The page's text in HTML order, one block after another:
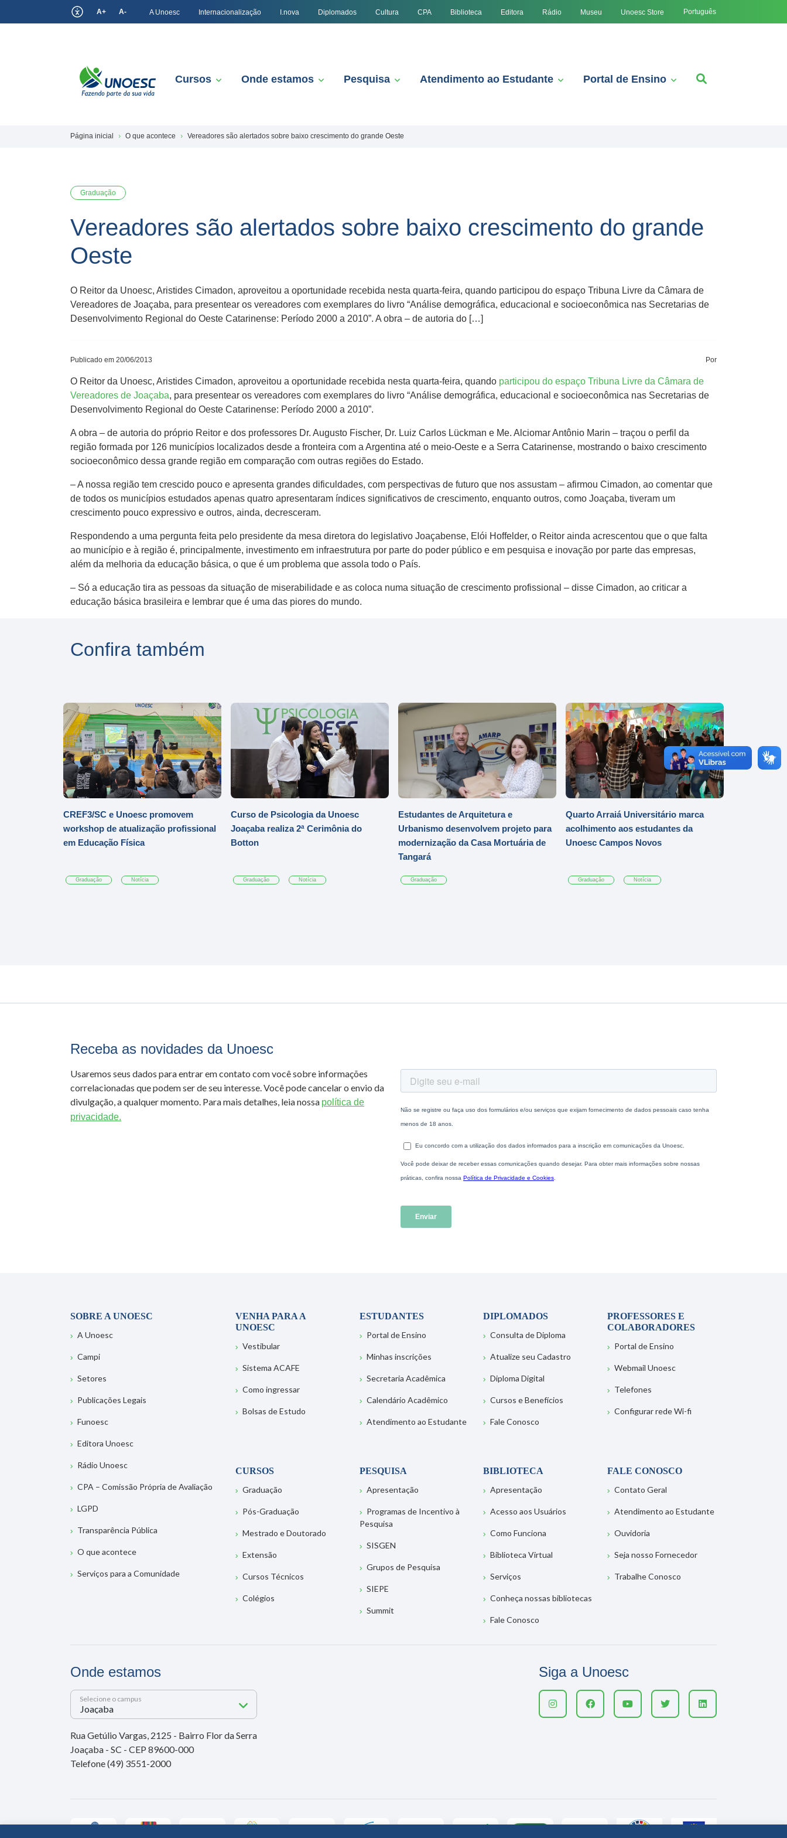
A+ A- A Unoesc Internacionalização I.nova Diplomados Cultura CPA Biblioteca Editora Rádio Museu Unoesc Store Português
Cursos Onde estamos Pesquisa Atendimento ao Estudante Portal de Ensino
Página inicial O que acontece Vereadores são alertados sobre baixo crescimento do grande Oeste
Graduação
Vereadores são alertados sobre baixo crescimento do grande
Oeste
O Reitor da Unoesc, Aristides Cimadon, aproveitou a oportunidade recebida nesta quarta-feira, quando participou do espaço Tribuna Livre da Câmara de
Vereadores de Joaçaba, para presentear os vereadores com exemplares do livro “Análise demográfica, educacional e socioeconômica nas Secretarias de
Desenvolvimento Regional do Oeste Catarinense: Período 2000 a 2010”. A obra – de autoria do […]
Publicado em 20/06/2013 Por
O Reitor da Unoesc, Aristides Cimadon, aproveitou a oportunidade recebida nesta quarta-feira, quando participou do espaço Tribuna Livre da Câmara de
Vereadores de Joaçaba, para presentear os vereadores com exemplares do livro “Análise demográfica, educacional e socioeconômica nas Secretarias de
Desenvolvimento Regional do Oeste Catarinense: Período 2000 a 2010”.
A obra – de autoria do próprio Reitor e dos professores Dr. Augusto Fischer, Dr. Luiz Carlos Lückman e Me. Alciomar Antônio Marin – traçou o perfil da
região formada por 126 municípios localizados desde a fronteira com a Argentina até o meio-Oeste e a Serra Catarinense, mostrando o baixo crescimento
socioeconômico dessa grande região em comparação com outras regiões do Estado.
– A nossa região tem crescido pouco e apresenta grandes dificuldades, com perspectivas de futuro que nos assustam – afirmou Cimadon, ao comentar que
de todos os municípios estudados apenas quatro apresentaram índices significativos de crescimento, enquanto outros, como Joaçaba, tiveram um
crescimento pouco expressivo e outros, ainda, decresceram.
Respondendo a uma pergunta feita pelo presidente da mesa diretora do legislativo Joaçabense, Elói Hoffelder, o Reitor ainda acrescentou que o que falta
ao município e à região é, principalmente, investimento em infraestrutura por parte do poder público e em pesquisa e inovação por parte das empresas,
além da melhoria da educação básica, o que é um problema que assola todo o País.
– Só a educação tira as pessoas da situação de miserabilidade e as coloca numa situação de crescimento profissional – disse Cimadon, ao criticar a
educação básica brasileira e lembrar que é uma das piores do mundo.
Confira também
CREF3/SC e Unoesc promovem
workshop de atualização profissional
em Educação Física
Graduação Notícia
Curso de Psicologia da Unoesc
Joaçaba realiza 2ª Cerimônia do
Botton
Graduação Notícia
Estudantes de Arquitetura e
Urbanismo desenvolvem projeto para
modernização da Casa Mortuária de
Tangará
Graduação
Quarto Arraiá Universitário marca
acolhimento aos estudantes da
Unoesc Campos Novos
Graduação Notícia
Receba as novidades da Unoesc
Usaremos seus dados para entrar em contato com você sobre informações
correlacionadas que podem ser de seu interesse. Você pode cancelar o envio da
divulgação, a qualquer momento. Para mais detalhes, leia nossa política de
privacidade.
SOBRE A UNOESC
A Unoesc
Campi
Setores
Publicações Legais
Funoesc
Editora Unoesc
Rádio Unoesc
CPA – Comissão Própria de Avaliação
LGPD
Transparência Pública
O que acontece
Serviços para a Comunidade
VENHA PARA A
UNOESC
Vestibular
Sistema ACAFE
Como ingressar
Bolsas de Estudo
ESTUDANTES
Portal de Ensino
Minhas inscrições
Secretaria Acadêmica
Calendário Acadêmico
Atendimento ao Estudante
DIPLOMADOS
Consulta de Diploma
Atualize seu Cadastro
Diploma Digital
Cursos e Benefícios
Fale Conosco
PROFESSORES E
COLABORADORES
Portal de Ensino
Webmail Unoesc
Telefones
Configurar rede Wi-fi
CURSOS
Graduação
Pós-Graduação
Mestrado e Doutorado
Extensão
Cursos Técnicos
Colégios
PESQUISA
Apresentação
Programas de Incentivo à
Pesquisa
SISGEN
Grupos de Pesquisa
SIEPE
Summit
BIBLIOTECA
Apresentação
Acesso aos Usuários
Como Funciona
Biblioteca Virtual
Serviços
Conheça nossas bibliotecas
Fale Conosco
FALE CONOSCO
Contato Geral
Atendimento ao Estudante
Ouvidoria
Seja nosso Fornecedor
Trabalhe Conosco
Onde estamos
Selecione o campus
Rua Getúlio Vargas, 2125 - Bairro Flor da Serra
Joaçaba - SC - CEP 89600-000
Telefone (49) 3551-2000
Siga a Unoesc